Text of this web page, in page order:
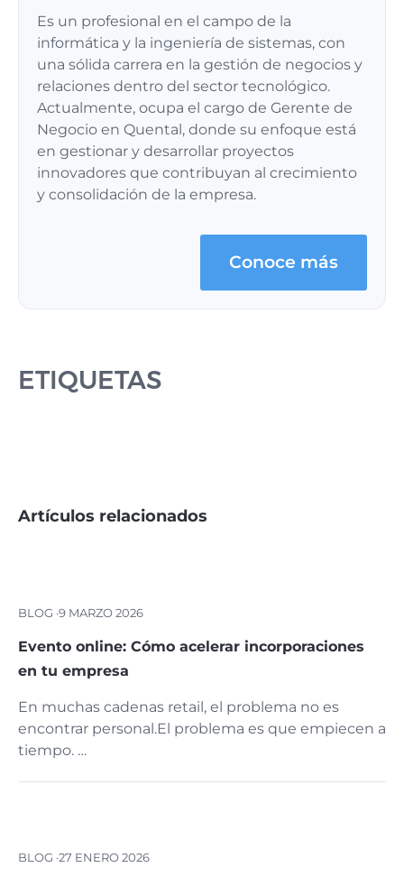
Es un profesional en el campo de la
informática y la ingeniería de sistemas, con
una sólida carrera en la gestión de negocios y
relaciones dentro del sector tecnológico.
Actualmente, ocupa el cargo de Gerente de
Negocio en Quental, donde su enfoque está
en gestionar y desarrollar proyectos
innovadores que contribuyan al crecimiento
y consolidación de la empresa.
Conoce más
ETIQUETAS
Artículos relacionados
BLOG ·9 MARZO 2026
Evento online: Cómo acelerar incorporaciones
en tu empresa
En muchas cadenas retail, el problema no es
encontrar personal.El problema es que empiecen a
tiempo. …
BLOG ·27 ENERO 2026